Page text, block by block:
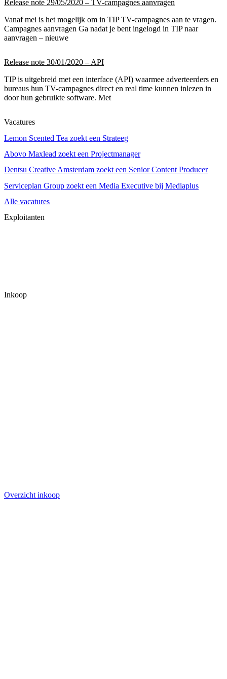
Release note 29/05/2020 – TV-campagnes aanvragen
Vanaf mei is het mogelijk om in TIP TV-campagnes aan te vragen.
Campagnes aanvragen Ga nadat je bent ingelogd in TIP naar
aanvragen – nieuwe
Release note 30/01/2020 – API
TIP is uitgebreid met een interface (API) waarmee adverteerders en
bureaus hun TV-campagnes direct en real time kunnen inlezen in
door hun gebruikte software. Met
Vacatures
Lemon Scented Tea zoekt een Strateeg
Abovo Maxlead zoekt een Projectmanager
Dentsu Creative Amsterdam zoekt een Senior Content Producer
Serviceplan Group zoekt een Media Executive bij Mediaplus
Alle vacatures
Exploitanten
Inkoop
Overzicht inkoop